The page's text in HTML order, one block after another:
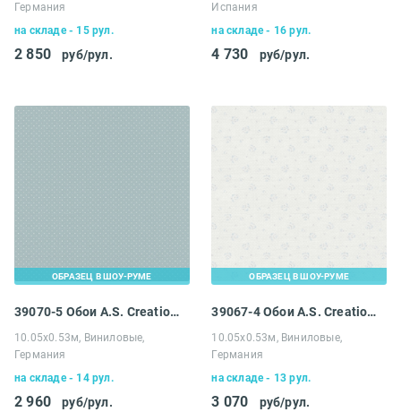
Германия
на складе - 15 рул.
2 850 руб/рул.
Испания
на складе - 16 рул.
4 730 руб/рул.
ОБРАЗЕЦ В ШОУ-РУМЕ
39070-5 Обои A.S. Creation Maison Charme
10.05х0.53м, Виниловые,
Германия
на складе - 14 рул.
2 960 руб/рул.
ОБРАЗЕЦ В ШОУ-РУМЕ
39067-4 Обои A.S. Creation Maison Charme
10.05х0.53м, Виниловые,
Германия
на складе - 13 рул.
3 070 руб/рул.